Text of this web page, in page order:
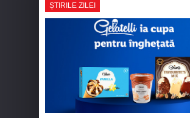
ȘTIRILE ZILEI